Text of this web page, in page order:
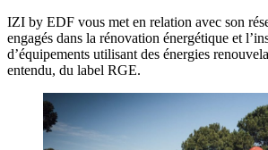
IZI by EDF vous met en relation avec son
engagés dans la rénovation énergétique et
d’équipements utilisant des énergies
entendu, du label RGE.